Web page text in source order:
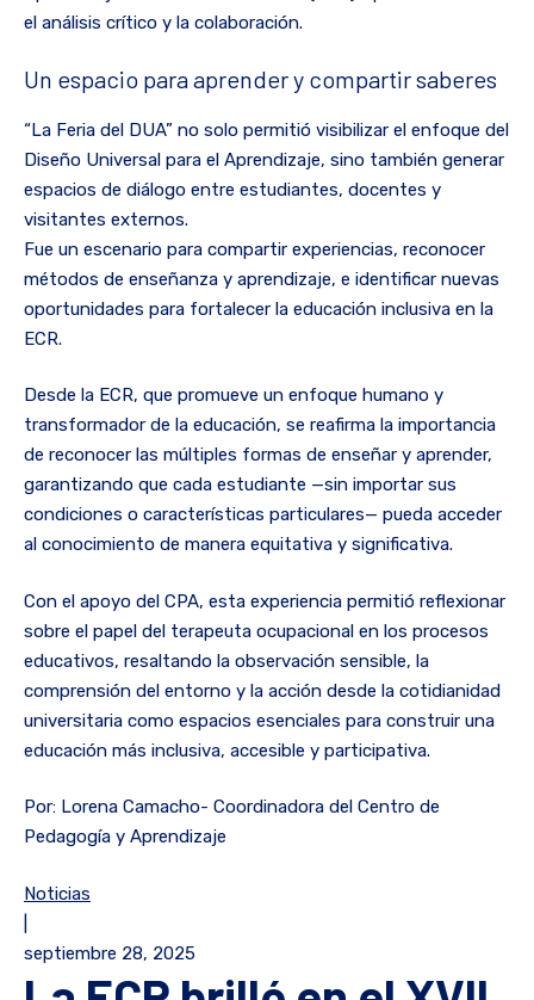
el análisis crítico y la colaboración.
Un espacio para aprender y compartir saberes
“La Feria del DUA” no solo permitió visibilizar el enfoque del
Diseño Universal para el Aprendizaje, sino también generar
espacios de diálogo entre estudiantes, docentes y
visitantes externos.
Fue un escenario para compartir experiencias, reconocer
métodos de enseñanza y aprendizaje, e identificar nuevas
oportunidades para fortalecer la educación inclusiva en la
ECR.
Desde la ECR, que promueve un enfoque humano y
transformador de la educación, se reafirma la importancia
de reconocer las múltiples formas de enseñar y aprender,
garantizando que cada estudiante —sin importar sus
condiciones o características particulares— pueda acceder
al conocimiento de manera equitativa y significativa.
Con el apoyo del CPA, esta experiencia permitió reflexionar
sobre el papel del terapeuta ocupacional en los procesos
educativos, resaltando la observación sensible, la
comprensión del entorno y la acción desde la cotidianidad
universitaria como espacios esenciales para construir una
educación más inclusiva, accesible y participativa.
Por: Lorena Camacho- Coordinadora del Centro de
Pedagogía y Aprendizaje
Noticias
septiembre 28, 2025